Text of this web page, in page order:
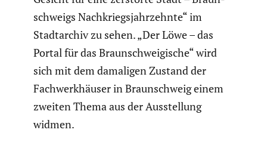
schweigs Nachkriegs­jahr­zehnte“ im
Stadt­ar­chiv zu sehen. „Der Löwe – das
Portal für das Braun­schwei­gi­sche“ wird
sich mit dem damaligen Zustand der
Fachwerk­häuser in Braun­schweig einem
zweiten Thema aus der Ausstel­lung
widmen.